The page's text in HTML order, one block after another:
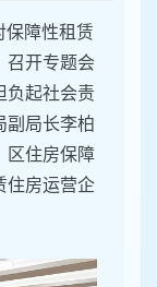
保障性租赁
召开专题会
负起社会责
副局长李柏
区住房保障
住房运营企